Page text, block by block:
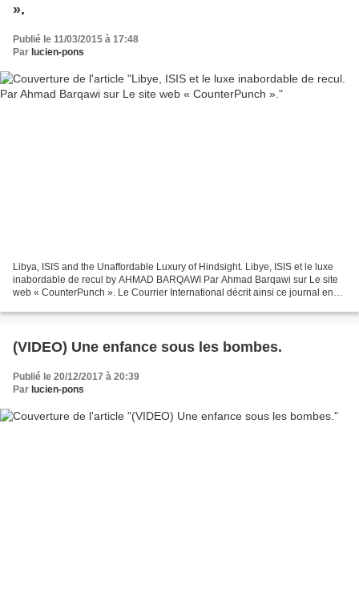
».
Publié le 11/03/2015 à 17:48
Par lucien-pons
Libya, ISIS and the Unaffordable Luxury of Hindsight. Libye, ISIS et le luxe
inabordable de recul by AHMAD BARQAWI Par Ahmad Barqawi sur Le site
web « CounterPunch ». Le Courrier International décrit ainsi ce journal en
(VIDEO) Une enfance sous les bombes.
Publié le 20/12/2017 à 20:39
Par lucien-pons